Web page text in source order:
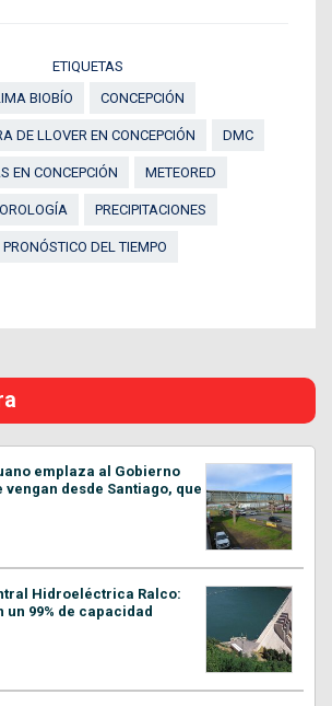
ETIQUETAS
BIOBÍO
CONCEPCIÓN
DE LLOVER EN CONCEPCIÓN DMC
EN CONCEPCIÓN METEORED
PRECIPITACIONES
PRONÓSTICO DEL TIEMPO
emplaza al Gobierno
vengan desde Santiago, que
Hidroeléctrica Ralco:
un 99% de capacidad